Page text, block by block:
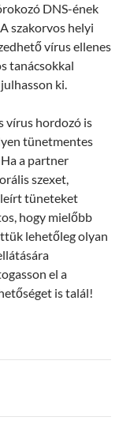
DNS-ének
szakorvos helyi
vírus ellenes
tanácsokkal
ki.
vírus hordozó is
tünetmentes
a partner
szexet,
leírt tüneteket
hogy mielőbb
lehetőleg olyan
el a
is talál!